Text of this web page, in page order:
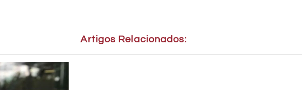
Artigos Relacionados: